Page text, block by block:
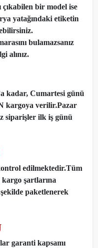
bir model ise
yatağındaki etiketin
bulamazsanız
alınız.
kadar, Cumartesi günü
kargoya verilir.Pazar
siparişler ilk iş günü
edilmektedir.Tüm
şartlarına
paketlenerek
garanti kapsamı